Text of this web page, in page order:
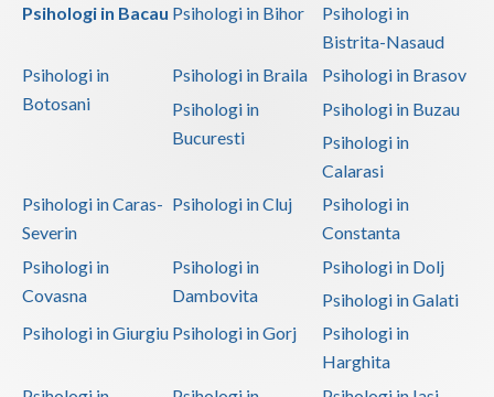
Psihologi in Bacau Psihologi in Bihor
Psihologi in
Bistrita-Nasaud
Psihologi in
Botosani
Psihologi in Braila
Psihologi in Brasov
Psihologi in
Bucuresti
Psihologi in Buzau
Psihologi in
Calarasi
Psihologi in Caras-
Severin
Psihologi in Cluj
Psihologi in
Constanta
Psihologi in
Covasna
Psihologi in
Dambovita
Psihologi in Dolj
Psihologi in Galati
Psihologi in Giurgiu Psihologi in Gorj
Psihologi in
Harghita